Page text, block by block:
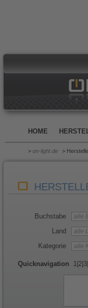
HOME
> on-light.de >
Buchstabe
Land
Kategorie
Quicknavigation 1 2 3